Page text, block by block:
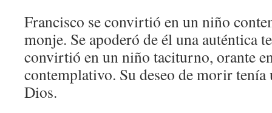
Francisco se convirtió en un niño
monje. Se apoderó de él una auténtica
convirtió en un niño taciturno, orante
contemplativo. Su deseo de morir
Dios.